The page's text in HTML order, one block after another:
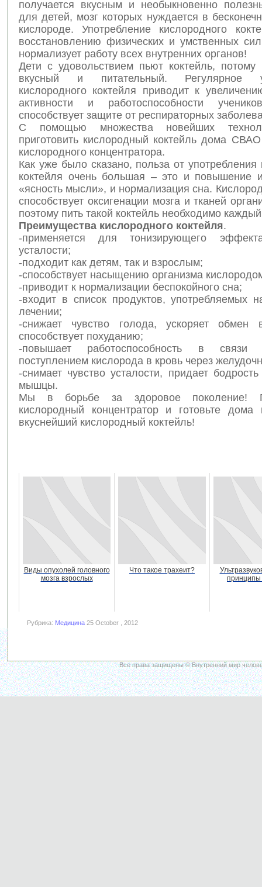
получается вкусным и необыкновенно
для детей, мозг которых нуждается в
кислороде. Употребление кислородного
восстановлению физических и умственных
нормализует работу всех внутренних органов!
Дети с удовольствием пьют коктейль, потому
вкусный и питательный. Регулярное
кислородного коктейля приводит к
активности и работоспособности
способствует защите от респираторных
С помощью множества новейших
приготовить кислородный коктейль дома
кислородного концентратора.
Как уже было сказано, польза от употребления
коктейля очень большая – это и повышение
«ясность мысли», и нормализация сна.
способствует оксигенации мозга и тканей
поэтому пить такой коктейль необходимо
Преимущества кислородного коктейля.
-применяется для тонизирующего
усталости;
-подходит как детям, так и взрослым;
-способствует насыщению организма
-приводит к нормализации беспокойного сна;
-входит в список продуктов, употребляемых
лечении;
-снижает чувство голода, ускоряет обмен
способствует похуданию;
-повышает работоспособность в
поступлением кислорода в кровь через
-снимает чувство усталости, придает
мышцы.
Мы в борьбе за здоровое поколение!
кислородный концентратор и готовьте
вкуснейший кислородный коктейль!
Виды опухолей головного
мозга взрослых
Что такое трахеит?
Рубрика: Медицина 25 October , 2012
Все права защищены © Внутренний мир